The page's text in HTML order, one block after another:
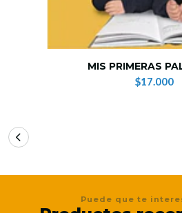
MIS PRIMERAS
$17.000
Puede que te